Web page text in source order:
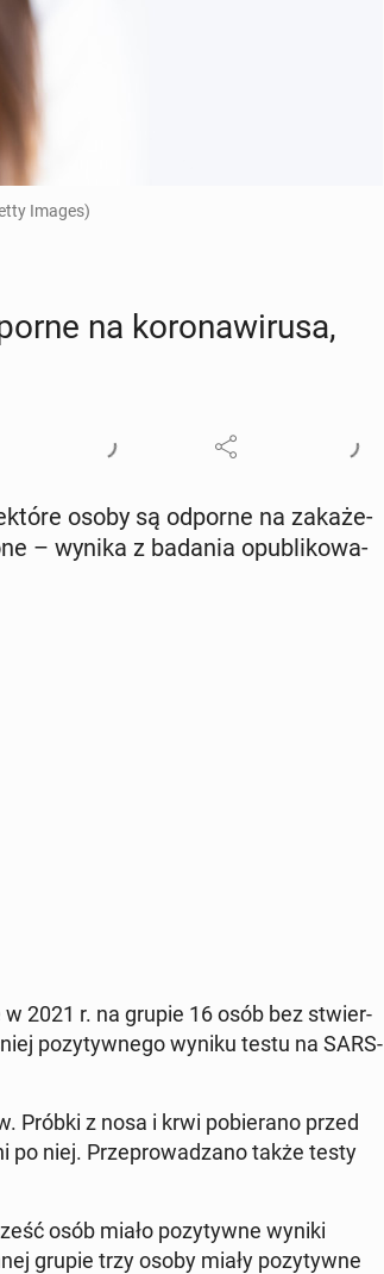
Images)
na ko­ro­na­wi­ru­sa,
osoby są odporne na za­ka­że­
– wynika z badania opu­bli­ko­wa­
2021 r. na grupie 16 osób bez stwier­
po­zy­tyw­ne­go wyniku testu na SARS-
Próbki z nosa i krwi po­bie­ra­no przed
po niej. Prze­pro­wa­dza­no także testy
osób miało po­zy­tyw­ne wyniki
grupie trzy osoby miały po­zy­tyw­ne